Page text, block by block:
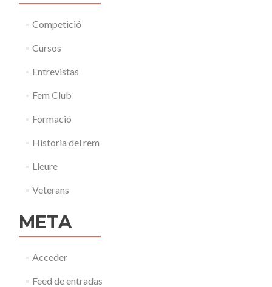
Competició
Cursos
Entrevistas
Fem Club
Formació
Historia del rem
Lleure
Veterans
META
Acceder
Feed de entradas